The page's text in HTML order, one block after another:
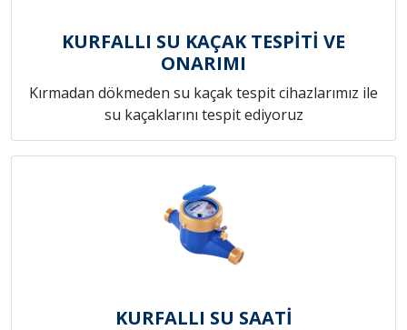
KURFALLI SU KAÇAK TESPİTİ VE
ONARIMI
Kırmadan dökmeden su kaçak tespit cihazlarımız ile
su kaçaklarını tespit ediyoruz
KURFALLI SU SAATİ